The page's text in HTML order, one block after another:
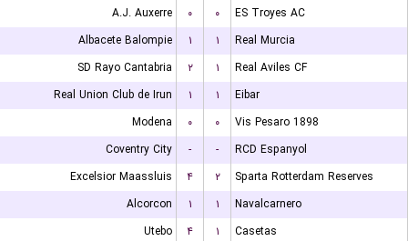
A.J. Auxerre
۰ ۰
ES Troyes AC
Albacete Balompie
۱ ۱
Real Murcia
SD Rayo Cantabria
۲ ۱
Real Aviles CF
Real Union Club de Irun
۱ ۱
Eibar
Modena
۰ ۰
Vis Pesaro 1898
Coventry City
- -
RCD Espanyol
Excelsior Maassluis
۴ ۲
Sparta Rotterdam Reserves
Alcorcon
۱ ۱
Navalcarnero
Utebo
۴ ۱
Casetas